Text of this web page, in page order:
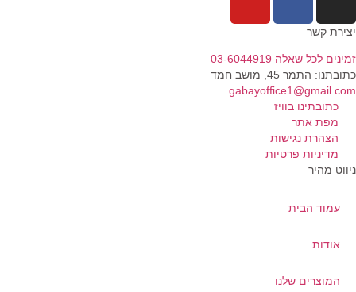
קשר
לכל שאלה 03-6044919
התמר 45, מושב חמד​
כתובתינו בוויז
מפת אתר
הצהרת נגישות
מדיניות פרטיות
מהיר
עמוד הבית
אודות
המוצרים שלנו